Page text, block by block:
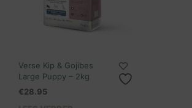
Verse Kip & Gojibes
Large Puppy – 2kg
€28.95